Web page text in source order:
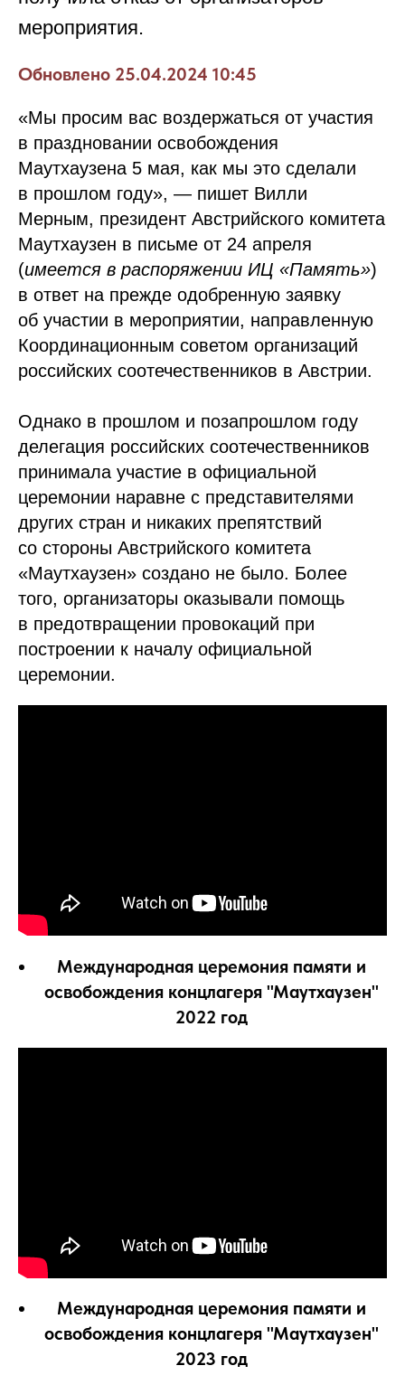
мероприятия.
Обновлено 25.04.2024 10:45
«Мы просим вас воздержаться от участия
в праздновании освобождения
Маутхаузена 5 мая, как мы это сделали
в прошлом году», — пишет Вилли
Мерным, президент Австрийского комитета
Маутхаузен в письме от 24 апреля
(имеется в распоряжении ИЦ «Память»)
в ответ на прежде одобренную заявку
об участии в мероприятии, направленную
Координационным советом организаций
российских соотечественников в Австрии.
Однако в прошлом и позапрошлом году
делегация российских соотечественников
принимала участие в официальной
церемонии наравне с представителями
других стран и никаких препятствий
со стороны Австрийского комитета
«Маутхаузен» создано не было. Более
того, организаторы оказывали помощь
в предотвращении провокаций при
построении к началу официальной
церемонии.
Международная церемония памяти и
освобождения концлагеря "Маутхаузен"
2022 год
Международная церемония памяти и
освобождения концлагеря "Маутхаузен"
2023 год